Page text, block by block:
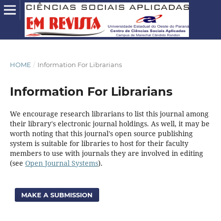
HOME / Information For Librarians
Information For Librarians
We encourage research librarians to list this journal among
their library's electronic journal holdings. As well, it may be
worth noting that this journal's open source publishing
system is suitable for libraries to host for their faculty
members to use with journals they are involved in editing
(see Open Journal Systems).
MAKE A SUBMISSION